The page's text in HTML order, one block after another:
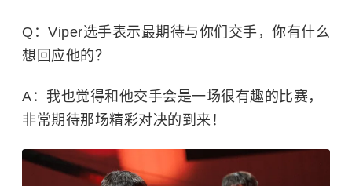
Q：Viper选手表示最期待与你们交手，你有什么
想回应他的？
A：我也觉得和他交手会是一场很有趣的比赛，
非常期待那场精彩对决的到来！